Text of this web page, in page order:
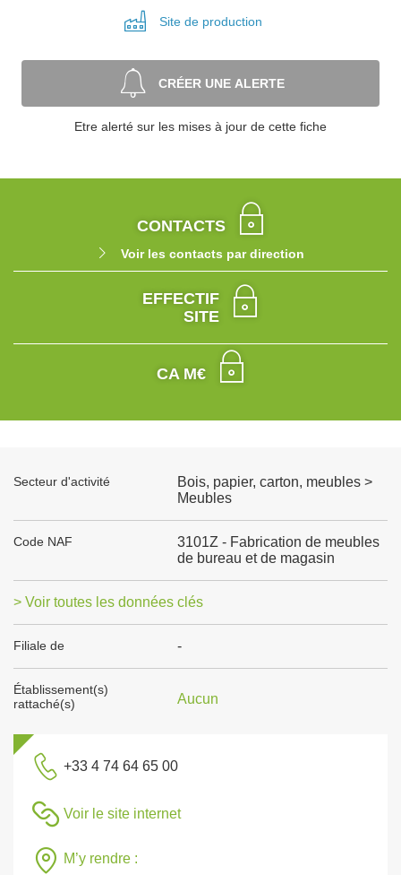
Site de production
CRÉER UNE ALERTE
Etre alerté sur les mises à jour de cette fiche
CONTACTS
Voir les contacts par direction
EFFECTIF
SITE
CA M€
Secteur d'activité
Bois, papier, carton, meubles >
Meubles
Code NAF
3101Z - Fabrication de meubles
de bureau et de magasin
> Voir toutes les données clés
Filiale de -
Établissement(s)
rattaché(s)
Aucun
+33 4 74 64 65 00
Voir le site internet
M’y rendre :